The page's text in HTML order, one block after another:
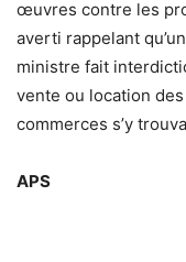
œuvres contre les
averti rappelant
ministre fait
vente ou location
commerces s’y
APS